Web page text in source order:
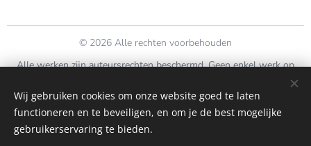
© 2026 Alle rechten voorbehouden
Alle werken zijn auteursrechten beschermd. Geen enkel werk op
enkele vorm worden gekopieerd zonder
voorafgaande goedkeuring.
Cookies
Wij gebruiken cookies om onze website goed te laten
functioneren en te beveiligen, en om je de best mogelijke
gebruikerservaring te bieden.